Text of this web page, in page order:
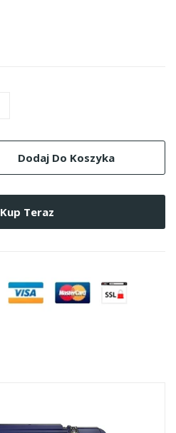
Dodaj Do Koszyka
Kup Teraz